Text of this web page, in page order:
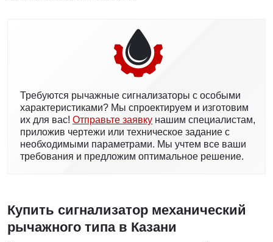
Требуются рычажные сигнализаторы с особыми
характеристиками? Мы спроектируем и изготовим
их для вас! Отправьте заявку нашим специалистам,
приложив чертежи или техническое задание с
необходимыми параметрами. Мы учтем все ваши
требования и предложим оптимальное решение.
Купить сигнализатор механический
рычажного типа в Казани